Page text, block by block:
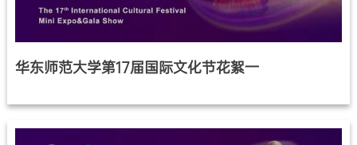
华东师范大学第17届国际文化节花絮一